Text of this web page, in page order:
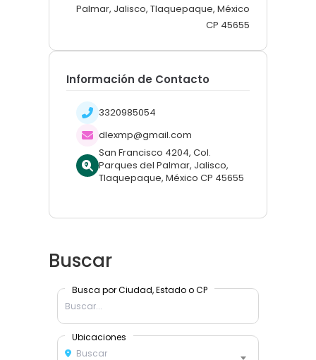
Palmar, Jalisco, Tlaquepaque, México
CP 45655
Información de Contacto
3320985054
dlexmp@gmail.com
San Francisco 4204, Col.
Parques del Palmar, Jalisco,
Tlaquepaque, México CP 45655
Buscar
Busca por Ciudad, Estado o CP
Ubicaciones
Buscar